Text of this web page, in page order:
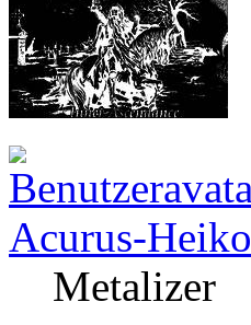
Acurus-Heiko
Metalizer